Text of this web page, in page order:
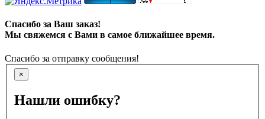
Спасибо за Ваш заказ!
Мы свяжемся с Вами в самое ближайшее время.
Спасибо за отправку сообщения!
×
Нашли ошибку?